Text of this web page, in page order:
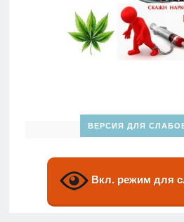
ВЕРСИЯ ДЛЯ
Вкл. режим для